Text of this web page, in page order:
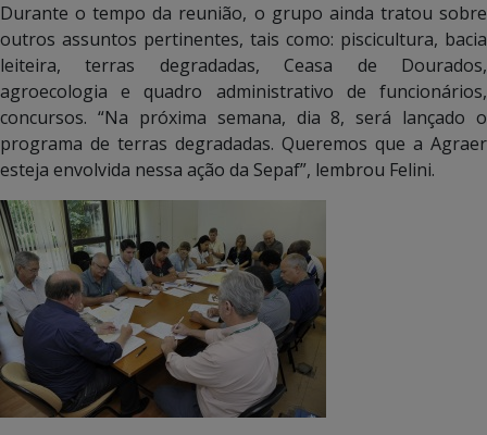
Durante o tempo da reunião, o grupo ainda tratou sobre
outros assuntos pertinentes, tais como: piscicultura, bacia
leiteira, terras degradadas, Ceasa de Dourados,
agroecologia e quadro administrativo de funcionários,
concursos. “Na próxima semana, dia 8, será lançado o
programa de terras degradadas. Queremos que a Agraer
esteja envolvida nessa ação da Sepaf”, lembrou Felini.